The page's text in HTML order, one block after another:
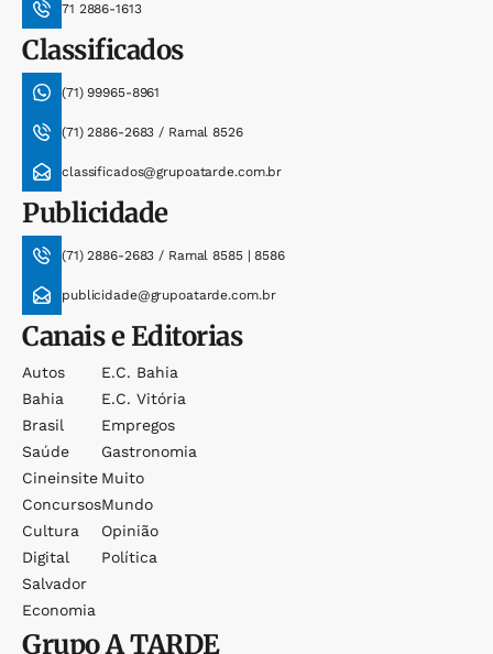
71 2886-1613
Classificados
(71) 99965-8961
(71) 2886-2683 / Ramal 8526
classificados@grupoatarde.com.br
Publicidade
(71) 2886-2683 / Ramal 8585 | 8586
publicidade@grupoatarde.com.br
Canais e Editorias
Autos
Bahia
Brasil
Saúde
Cineinsite
Concursos
Cultura
Digital
Salvador
Economia
E.c. Bahia
E.c. Vitória
Empregos
Gastronomia
Muito
Mundo
Opinião
Política
GrupoA TARDE